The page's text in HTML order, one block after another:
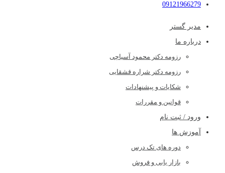
09121966279
مدیر گستر
درباره ما
رزومه دکتر محمود آسیاچی
رزومه دکتر شراره قشقایی
شکایات و پیشنهادات
قوانین و مقررات
ورود / ثبت نام
آموزش ها
دوره های تک درس
بازار یابی و فروش